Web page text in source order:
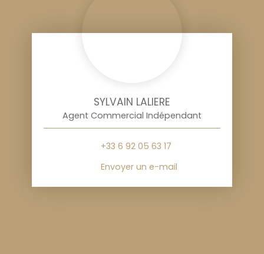
SYLVAIN LALIERE
Agent Commercial Indépendant
+33 6 92 05 63 17
Envoyer un e-mail